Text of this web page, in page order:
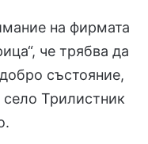
на фирмата
че трябва да
състояние,
село Трилистник